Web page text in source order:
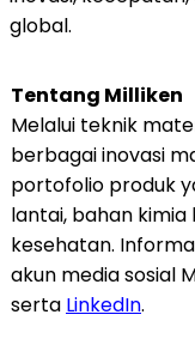
global.
Tentang Milliken
Melalui teknik
berbagai inovasi
portofolio produk
lantai, bahan kimia
kesehatan.
akun media sosial
serta LinkedIn.